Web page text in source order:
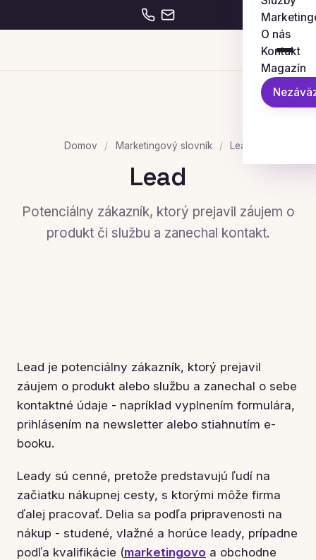
O nás
Kontakt
Magazín
Domov / Marketingový slovník / Lead
Lead
Potenciálny zákazník, ktorý prejavil záujem o
produkt či službu a zanechal kontakt.
Lead je potenciálny zákazník, ktorý prejavil
záujem o produkt alebo službu a zanechal o sebe
kontaktné údaje - napríklad vyplnením formulára,
prihlásením na newsletter alebo stiahnutím e-
booku.
Leady sú cenné, pretože predstavujú ľudí na
začiatku nákupnej cesty, s ktorými môže firma
ďalej pracovať. Delia sa podľa pripravenosti na
nákup - studené, vlažné a horúce leady, prípadne
podľa kvalifikácie (marketingovo a obchodne